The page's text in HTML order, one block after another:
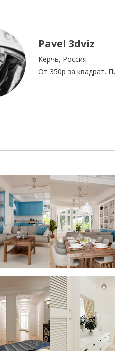
Pavel 3dviz
Керчь, Россия
От 350р за квадрат.